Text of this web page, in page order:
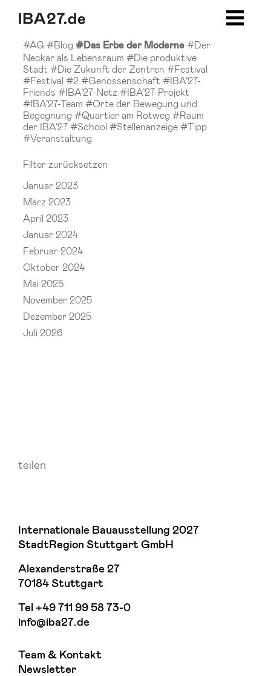
teilen
#AG #Blog #Das Erbe der Moderne #Der
Neckar als Lebensraum #Die produktive
Stadt #Die Zukunft der Zentren #Festival
#Festival #2 #Genossenschaft #IBA’27-
Friends #IBA’27-Netz #IBA’27-Projekt
#IBA’27-Team #Orte der Bewegung und
Begegnung #Quartier am Rotweg #Raum
der IBA’27 #School #Stellenanzeige #Tipp
#Veranstaltung
Filter zurücksetzen
Januar 2023
März 2023
April 2023
Januar 2024
Februar 2024
Oktober 2024
Mai 2025
November 2025
Dezember 2025
Juli 2026
Internationale Bauausstellung 2027
StadtRegion Stuttgart GmbH
Alexanderstraße 27
70184 Stuttgart
Tel +49 711 99 58 73-0
info@iba27.de
Team & Kontakt
Newsletter